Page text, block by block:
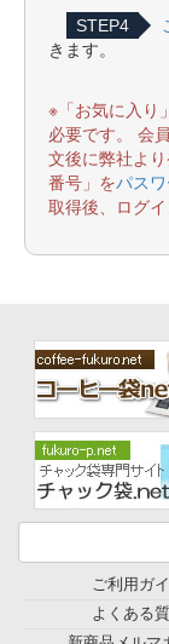
STEP4
きます。
※「お気に入り
必要です。 会
文後に弊社よ
番号」をパス
取得後、ログイ
ご利用ガ
よくある